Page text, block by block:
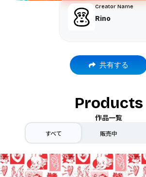
Creator Name
Rino
共有する
Products
作品一覧
すべて 販売中